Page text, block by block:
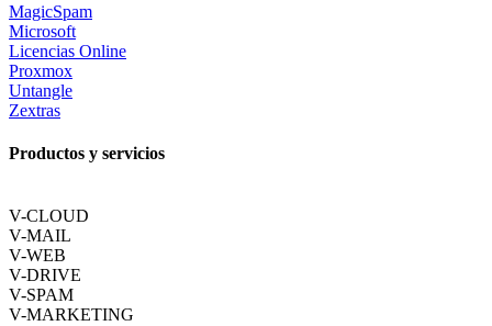
MagicSpam
Microsoft
Licencias Online
Proxmox
Untangle
Zextras
Productos y servicios
V-CLOUD
V-MAIL
V-WEB
V-DRIVE
V-SPAM
V-MARKETING